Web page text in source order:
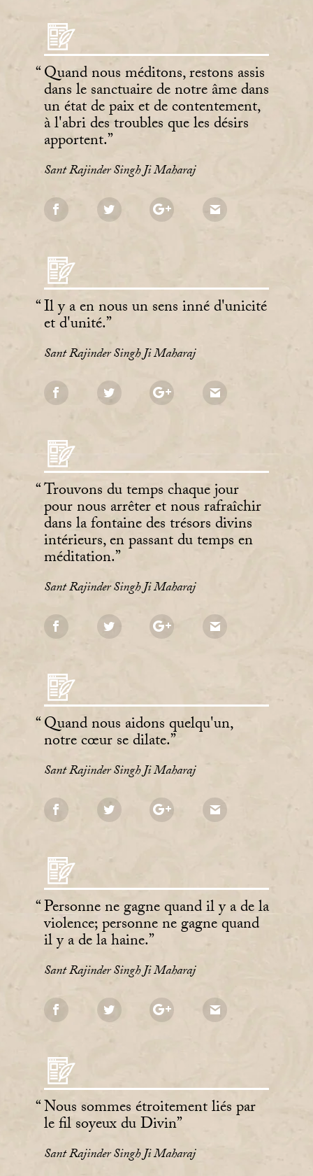
Quand nous méditons, restons assis
dans le sanctuaire de notre âme dans
un état de paix et de contentement,
à l'abri des troubles que les désirs
apportent.
Sant Rajinder Singh Ji Maharaj
Il y a en nous un sens inné d'unicité
et d'unité.
Sant Rajinder Singh Ji Maharaj
Trouvons du temps chaque jour
pour nous arrêter et nous rafraîchir
dans la fontaine des trésors divins
intérieurs, en passant du temps en
méditation.
Sant Rajinder Singh Ji Maharaj
Quand nous aidons quelqu'un,
notre cœur se dilate.
Sant Rajinder Singh Ji Maharaj
Personne ne gagne quand il y a de la
violence; personne ne gagne quand
il y a de la haine.
Sant Rajinder Singh Ji Maharaj
Nous sommes étroitement liés par
le fil soyeux du Divin
Sant Rajinder Singh Ji Maharaj